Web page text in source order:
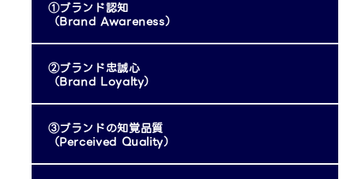
①ブランド認知
（Brand Awareness）
②ブランド忠誠心
（Brand Loyalty）
③ブランドの知覚品質
（Perceived Quality）